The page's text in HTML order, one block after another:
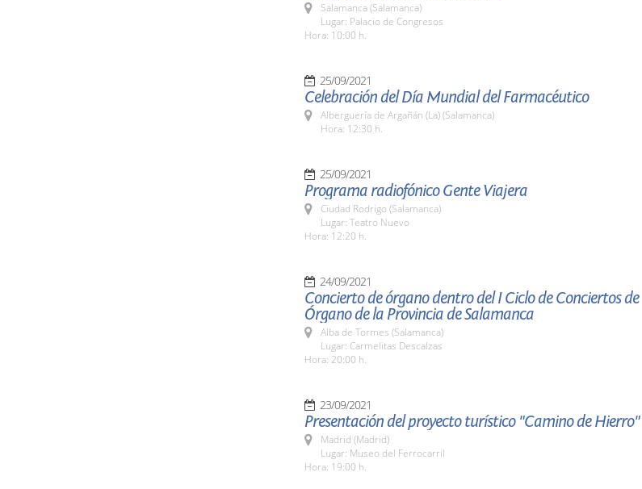
Salamanca (Salamanca)
Lugar: Palacio de Congresos
Hora: 10:00 h.
25/09/2021
Celebración del Día Mundial del Farmacéutico
Alberguería de Argañán (La) (Salamanca)
Hora: 12:30 h.
25/09/2021
Programa radiofónico Gente Viajera
Ciudad Rodrigo (Salamanca)
Lugar: Teatro Nuevo
Hora: 12:20 h.
24/09/2021
Concierto de órgano dentro del I Ciclo de Conciertos de
Órgano de la Provincia de Salamanca
Alba de Tormes (Salamanca)
Lugar: Carmelitas Descalzas
Hora: 20:00 h.
23/09/2021
Presentación del proyecto turístico "Camino de Hierro"
Madrid (Madrid)
Lugar: Museo del Ferrocarril
Hora: 19:00 h.